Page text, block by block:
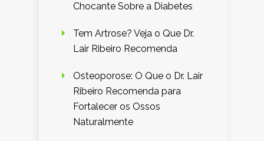
Chocante Sobre a Diabetes
Tem Artrose? Veja o Que Dr.
Lair Ribeiro Recomenda
Osteoporose: O Que o Dr. Lair
Ribeiro Recomenda para
Fortalecer os Ossos
Naturalmente